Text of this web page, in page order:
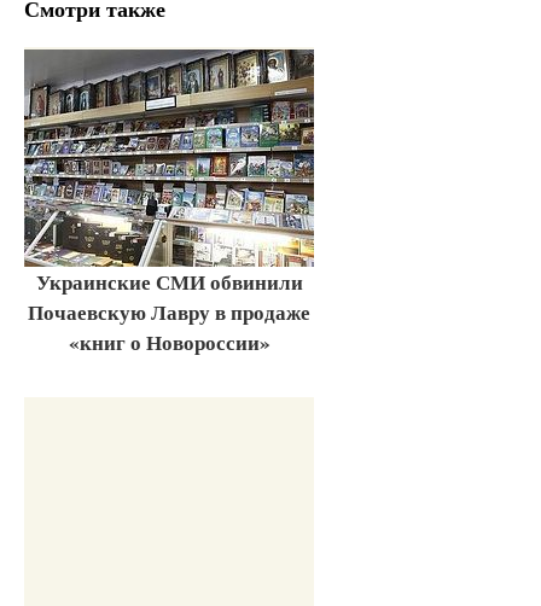
Смотри также
Украинские СМИ обвинили
Почаевскую Лавру в продаже
«книг о Новороссии»